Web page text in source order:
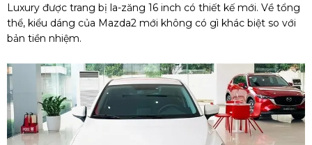
Luxury được trang bị la-zăng 16 inch có thiết kế mới. Về tổng
thể, kiểu dáng của Mazda2 mới không có gì khác biệt so với
bản tiền nhiệm.